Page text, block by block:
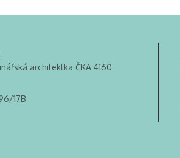
architektka ČKA 4160
17B